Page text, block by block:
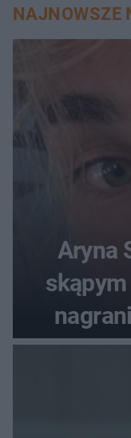
NAJNOWSZE
Aryna